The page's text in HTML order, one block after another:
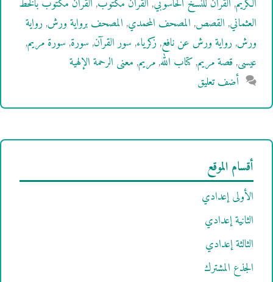
الكريم,القرآن للنسخ الحاسوبي,القرآن مكتوب,القرآن مكتوب بالخط
العثماني,القصص,المصحف المحمدي,المصحف برواية ورش,رواية
ورش,رواية ورش عن نافع,زكرياء,سور القرآن,سورة,سورة مريم,
عيسى,قصة مريم,كتاب الله,مريم,معنى الرحمة الإلهية
أضف تعليق
أقسام الموقع
الأولى إعدادي
الثانية إعدادي
الثالثة إعدادي
الجذع المشترك